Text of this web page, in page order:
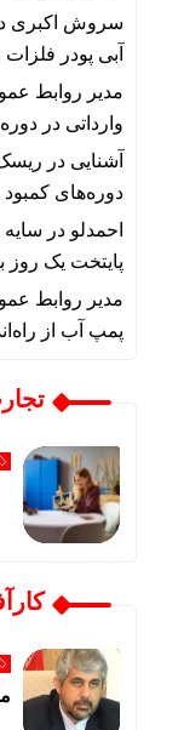
سروش اکبری
آبی پودر فلزات
مدیر روابط
وارداتی در
آشنایی در
دوره‌های کمبود
احمدلو در
پایتخت یک روز
مدیر روابط
پمپ آب از